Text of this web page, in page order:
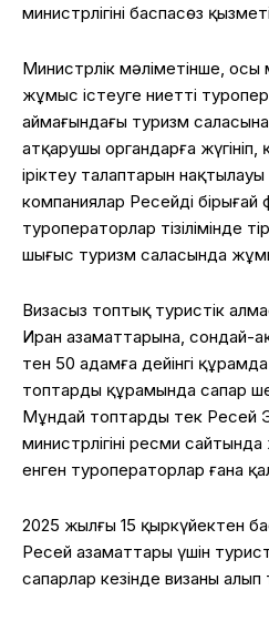
министрлігінің баспасөз
Министрлік мәліметінше,
жұмыс істеуге ниетті
аймағындағы туризм саласына
атқарушы органдарға жүгініп,
іріктеу талаптарын
компаниялар Ресейдің
туроператорлар тізілімінде
шығыс туризм саласында
Визасыз топтық туристік
Иран азаматтарына, сондай-
тен 50 адамға дейінгі
топтардың құрамында сапар
Мұндай топтарды тек Ресей
министрлігінің ресми
енген туроператорлар ғана
2025 жылғы 15 қыркүйектен
Ресей азаматтары үшін
сапарлар кезінде визаны